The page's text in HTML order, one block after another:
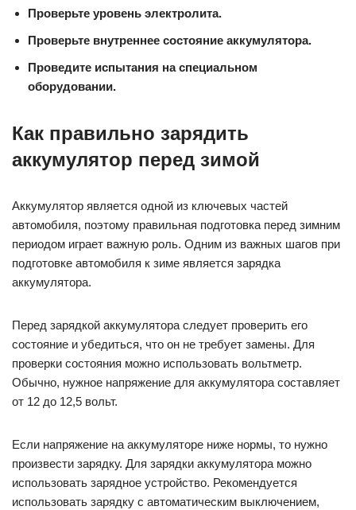
Проверьте уровень электролита.
Проверьте внутреннее состояние аккумулятора.
Проведите испытания на специальном
оборудовании.
Как правильно зарядить
аккумулятор перед зимой
Аккумулятор является одной из ключевых частей
автомобиля, поэтому правильная подготовка перед зимним
периодом играет важную роль. Одним из важных шагов при
подготовке автомобиля к зиме является зарядка
аккумулятора.
Перед зарядкой аккумулятора следует проверить его
состояние и убедиться, что он не требует замены. Для
проверки состояния можно использовать вольтметр.
Обычно, нужное напряжение для аккумулятора составляет
от 12 до 12,5 вольт.
Если напряжение на аккумуляторе ниже нормы, то нужно
произвести зарядку. Для зарядки аккумулятора можно
использовать зарядное устройство. Рекомендуется
использовать зарядку с автоматическим выключением,